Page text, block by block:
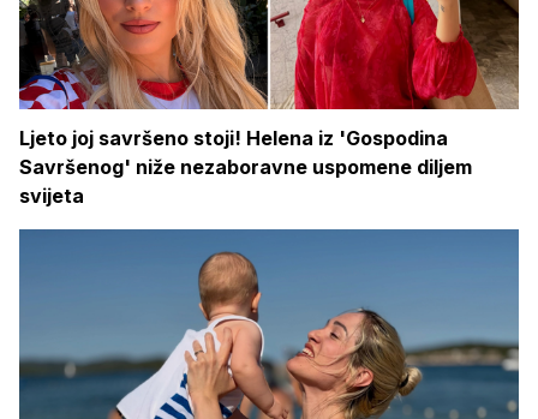
Ljeto joj savršeno stoji! Helena iz 'Gospodina
Savršenog' niže nezaboravne uspomene diljem
svijeta